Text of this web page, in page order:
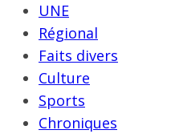
UNE
Régional
Faits divers
Culture
Sports
Chroniques